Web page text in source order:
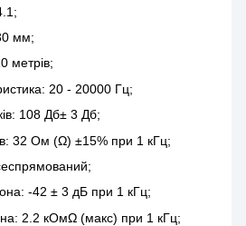
мм;
метрів;
20 - 20000 Гц;
108 Дб± 3 Дб;
32 Ом (Ω) ±15% при 1 кГц;
-42 ± 3 дБ при 1 кГц;
2.2 кОмΩ (макс) при 1 кГц;